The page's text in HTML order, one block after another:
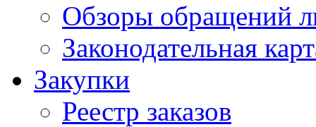
Обзоры обращений
Законодательная
Закупки
Реестр заказов